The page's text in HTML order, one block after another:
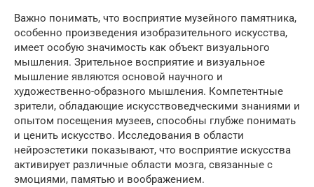
Важно понимать, что восприятие музейного памятника,
особенно произведения изобразительного искусства,
имеет особую значимость как объект визуального
мышления. Зрительное восприятие и визуальное
мышление являются основой научного и
художественно-образного мышления. Компетентные
зрители, обладающие искусствоведческими знаниями и
опытом посещения музеев, способны глубже понимать
и ценить искусство. Исследования в области
нейроэстетики показывают, что восприятие искусства
активирует различные области мозга, связанные с
эмоциями, памятью и воображением.